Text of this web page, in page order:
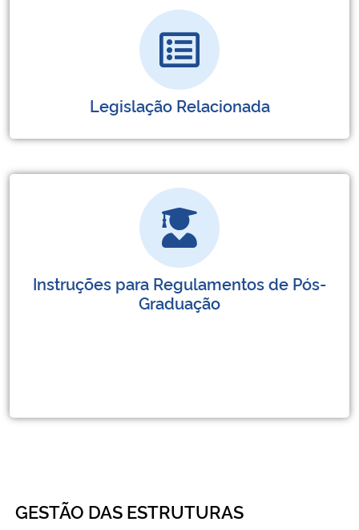
Legislação Relacionada
Instruções para Regulamentos de Pós-
Graduação
GESTÃO DAS ESTRUTURAS